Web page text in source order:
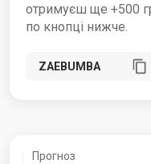
отримуєш ще +500
по кнопці нижче.
Прогноз